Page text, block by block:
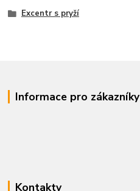
Excentr s pryží
Informace pro zákazníky
Kontakty